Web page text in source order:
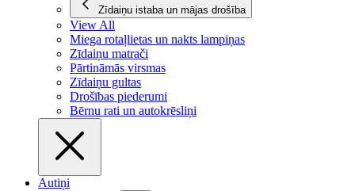
Zīdaiņu istaba un mājas drošība
View All
Miega rotaļlietas un nakts lampiņas
Zīdaiņu matrači
Pārtināmās virsmas
Zīdaiņu gultas
Drošības piederumi
Bērnu rati un autokrēsliņi
Autiņi